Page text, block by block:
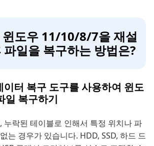
윈도우 11/10/8/7을 재설
파일을 복구하는 방법은?
이터 복구 도구를 사용하여 윈도
일 복구하기
누락된 테이블로 인해서 특정 위치나 파
는 경우가 있습니다. HDD, SSD, 하드 드